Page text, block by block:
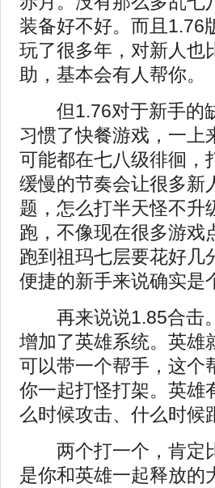
装备好不好。而且1.76
玩了很多年，对新人也
助，基本会有人帮你。
但1.76对于新手的缺
习惯了快餐游戏，一上
可能都在七八级徘徊，
缓慢的节奏会让很多新
题，怎么打半天怪不升
跑，不像现在很多游戏
跑到祖玛七层要花好几
便捷的新手来说确实是
再来说说1.85合击。
增加了英雄系统。英雄
可以带一个帮手，这个
你一起打怪打架。英雄
么时候攻击、什么时候
两个打一个，肯定
是你和英雄一起释放的